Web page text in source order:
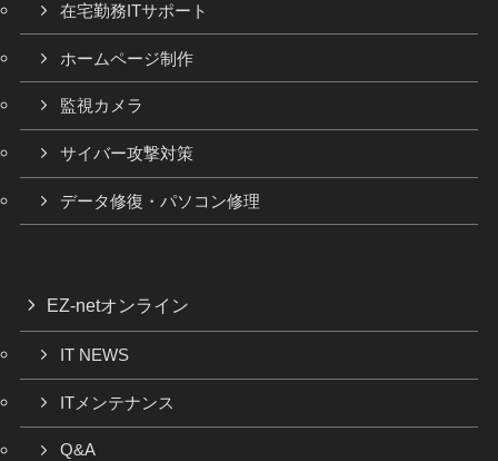
在宅勤務ITサポート
ホームページ制作
監視カメラ
サイバー攻撃対策
データ修復・パソコン修理
EZ-netオンライン
IT NEWS
ITメンテナンス
Q&A